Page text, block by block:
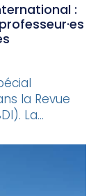
:
la Revue
La...